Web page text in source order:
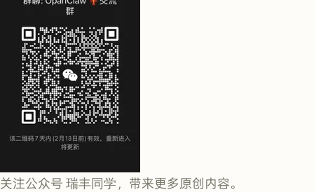
关注公众号 瑞丰同学 ，带来更多原创内容。